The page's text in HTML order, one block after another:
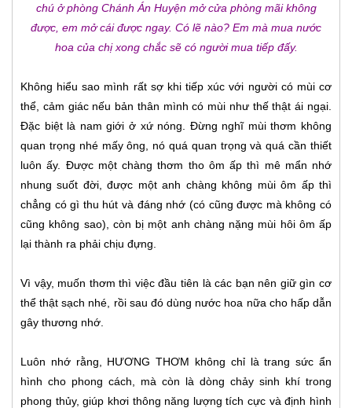
chú ở phòng Chánh Án Huyện mở cửa phòng mãi không
được, em mở cái được ngay. Có lẽ nào? Em mà mua nước
hoa của chị xong chắc sẽ có người mua tiếp đấy.
Không hiểu sao mình rất sợ khi tiếp xúc với người có mùi cơ
thể, cảm giác nếu bản thân mình có mùi như thế thật ái ngại.
Đặc biệt là nam giới ở xứ nóng. Đừng nghĩ mùi thơm không
quan trọng nhé mấy ông, nó quá quan trọng và quá cần thiết
luôn ấy. Được một chàng thơm tho ôm ấp thì mê mẩn nhớ
nhung suốt đời, được một anh chàng không mùi ôm ấp thì
chẳng có gì thu hút và đáng nhớ (có cũng được mà không có
cũng không sao), còn bị một anh chàng nặng mùi hôi ôm ấp
lại thành ra phải chịu đựng.
Vì vậy, muốn thơm thì việc đầu tiên là các bạn nên giữ gìn cơ
thể thật sạch nhé, rồi sau đó dùng nước hoa nữa cho hấp dẫn
gây thương nhớ.
Luôn nhớ rằng, HƯƠNG THƠM không chỉ là trang sức ẩn
hình cho phong cách, mà còn là dòng chảy sinh khí trong
phong thủy, giúp khơi thông năng lượng tích cực và định hình